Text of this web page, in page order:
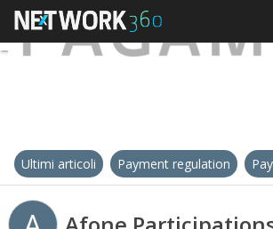
Ultimi articoli Payment regulation